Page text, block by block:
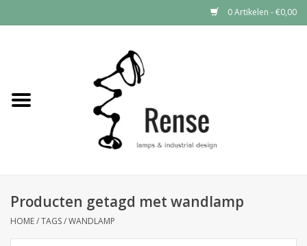
0 Artikelen - €0,00
Industrial lamps
Producten getagd met wandlamp
HOME/TAGS/WANDLAMP